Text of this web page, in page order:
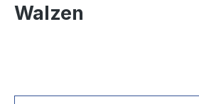
Walzen